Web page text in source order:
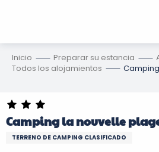
Inicio Preparar su estancia
Todos los alojamientos
Camping la nouvelle
TERRENO DE CAMPING CLASIFICADO